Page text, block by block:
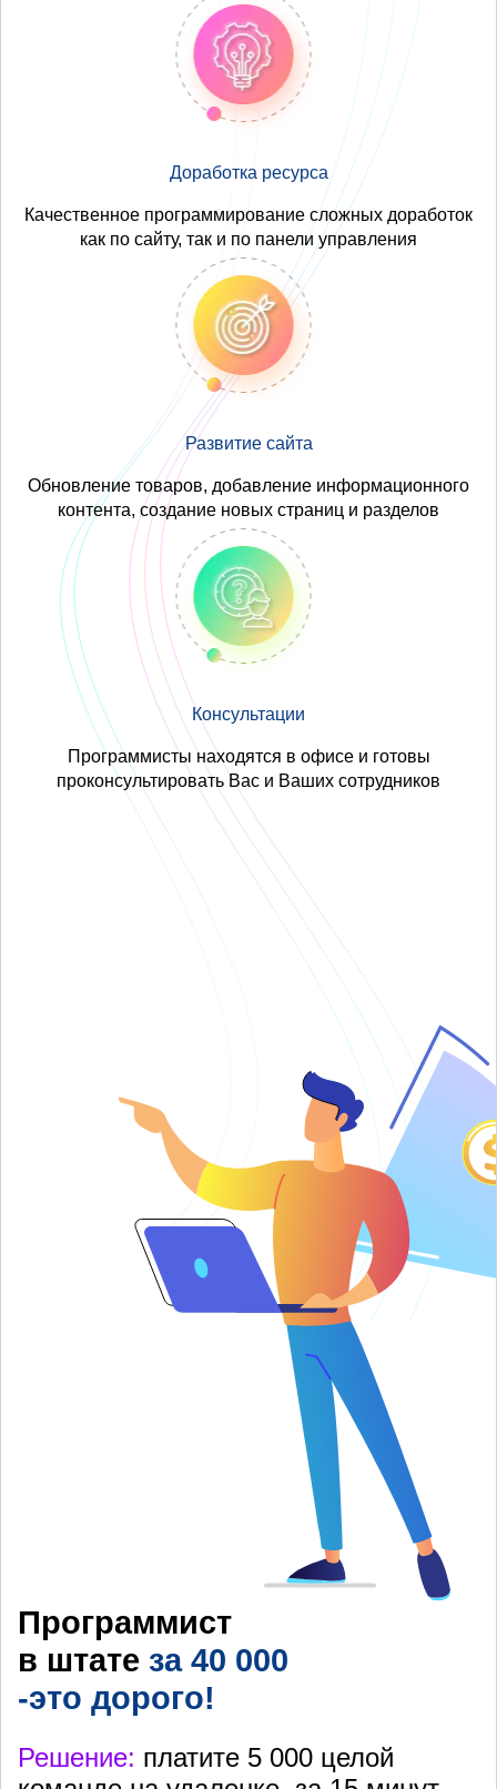
Доработка ресурса
Качественное программирование сложных доработок
как по сайту, так и по панели управления
Развитие сайта
Обновление товаров, добавление информационного
контента, создание новых страниц и разделов
Консультации
Программисты находятся в офисе и готовы
проконсультировать Вас и Ваших сотрудников
Программист
в штате за 40 000
-это дорого!
Решение: платите 5 000 целой